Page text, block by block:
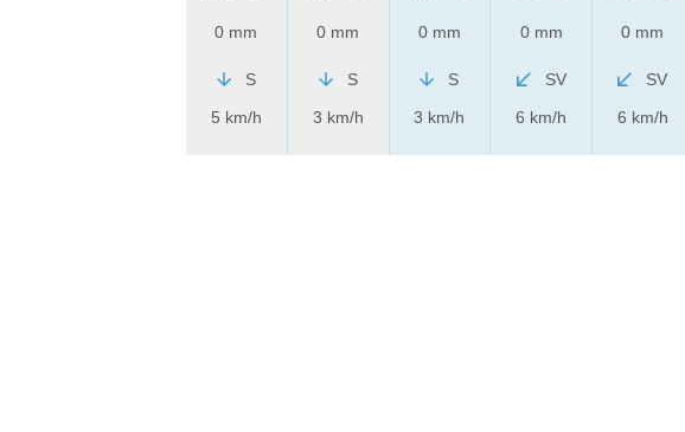
0 mm
S
5 km/h
0 mm
S
3 km/h
0 mm
S
3 km/h
0 mm
SV
6 km/h
0 mm
SV
6 km/h